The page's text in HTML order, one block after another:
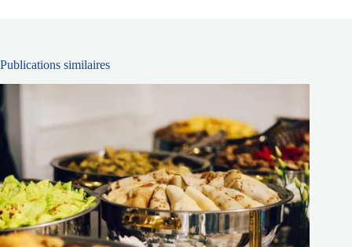
Publications similaires